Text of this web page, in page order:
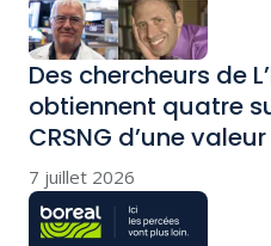
Des chercheurs de
obtiennent quatre
CRSNG d’une
7 juillet 2026